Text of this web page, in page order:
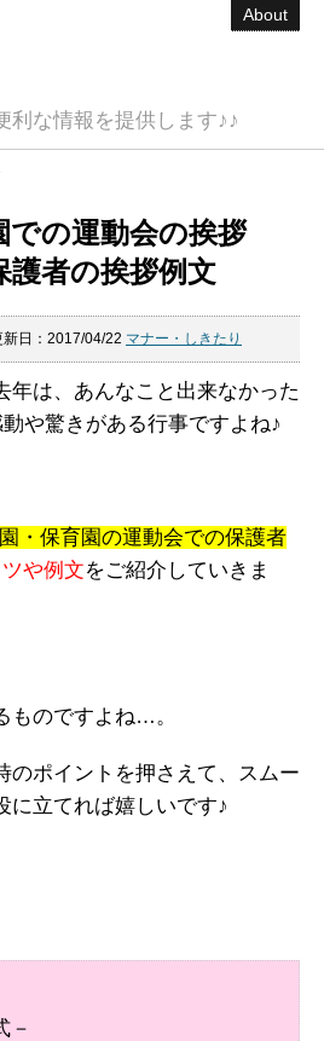
About
利な情報を提供します♪♪
での運動会の挨拶
護者の挨拶例文
新日：2017/04/22 マナー・しきたり
年は、あんなこと出来なかった
動や驚きがある行事ですよね♪
・保育園の運動会での保護者
ツや例文をご紹介していきま
ものですよね…。
のポイントを押さえて、スムー
に立てれば嬉しいです♪
－